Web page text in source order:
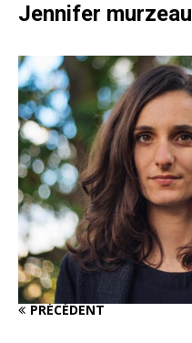
Jennifer murzeau
PRÉCÉDENT